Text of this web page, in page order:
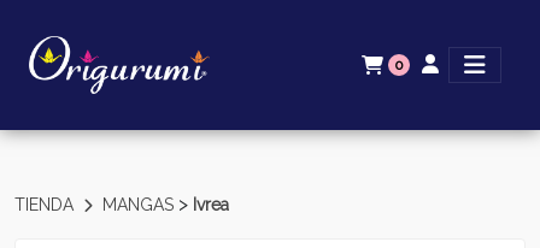
0
TIENDA MANGAS > Ivrea